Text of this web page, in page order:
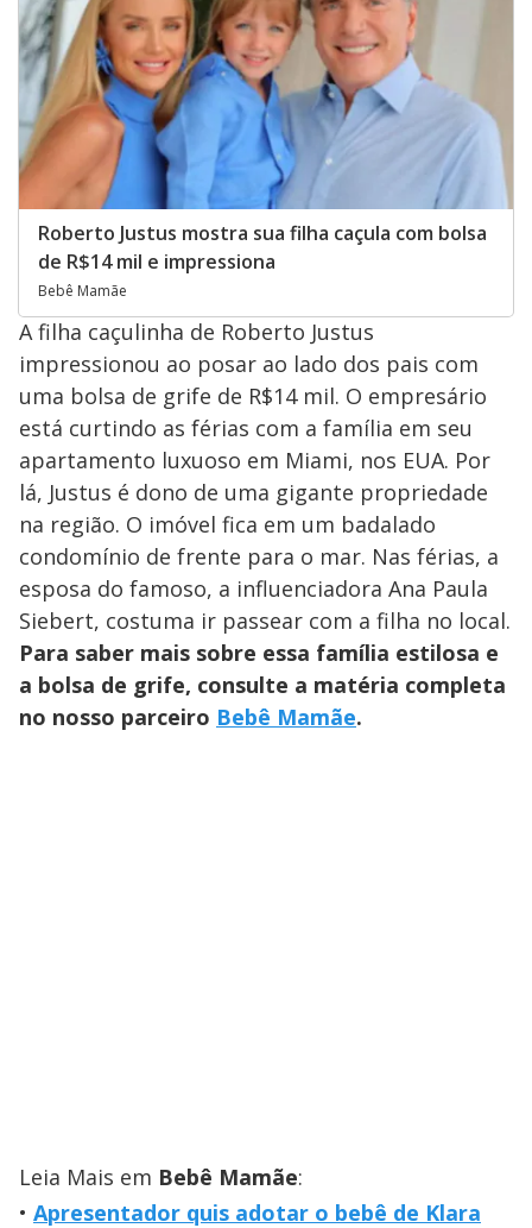
Roberto Justus mostra sua filha caçula com bolsa
de R$14 mil e impressiona
Bebê Mamãe
A filha caçulinha de Roberto Justus
impressionou ao posar ao lado dos pais com
uma bolsa de grife de R$14 mil. O empresário
está curtindo as férias com a família em seu
apartamento luxuoso em Miami, nos EUA. Por
lá, Justus é dono de uma gigante propriedade
na região. O imóvel fica em um badalado
condomínio de frente para o mar. Nas férias, a
esposa do famoso, a influenciadora Ana Paula
Siebert, costuma ir passear com a filha no local.
Para saber mais sobre essa família estilosa e
a bolsa de grife, consulte a matéria completa
no nosso parceiro Bebê Mamãe.
Leia Mais em Bebê Mamãe:
Apresentador quis adotar o bebê de Klara